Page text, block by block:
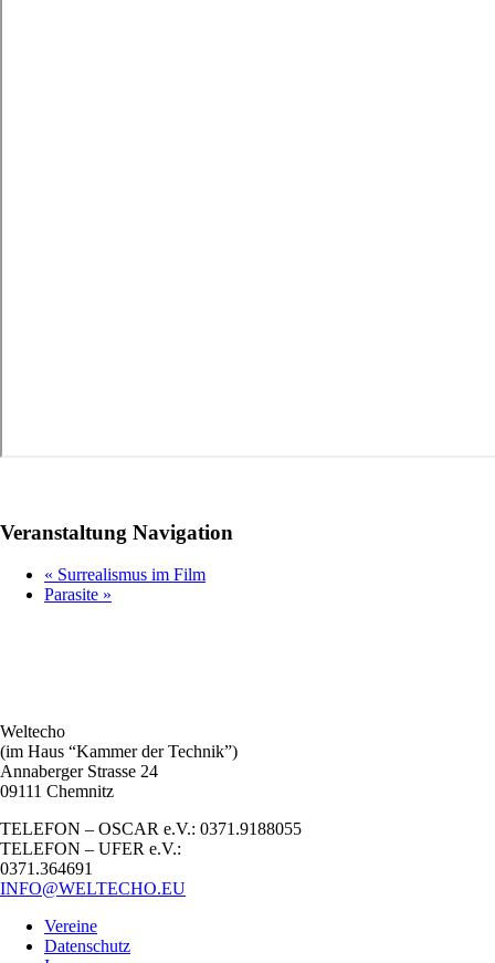
Veranstaltung Navigation
« Surrealismus im Film
Parasite »
Weltecho
(im Haus “Kammer der Technik”)
Annaberger Strasse 24
09111 Chemnitz
TELEFON – OSCAR e.V.: 0371.9188055
TELEFON – UFER e.V.:
0371.364691
INFO@WELTECHO.EU
Vereine
Datenschutz